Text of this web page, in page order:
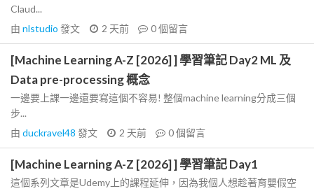
Claud...
由 nlstudio 發文 2 天前 0個留言
[Machine Learning A-Z [2026] ] 學習筆記 Day2 ML 及
Data pre-processing 概念
一邊要上課一邊還要寫這個不容易! 整個machine learning分成三個
步...
由 duckravel48 發文 2 天前 0個留言
[Machine Learning A-Z [2026] ] 學習筆記 Day1
這個系列文章是Udemy上的課程延伸，因為我個人想趁著育嬰假空